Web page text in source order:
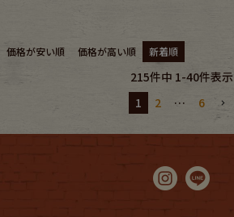
価格が安い順 価格が高い順 新着順
215件中 1-40件表示
1
2 … 6